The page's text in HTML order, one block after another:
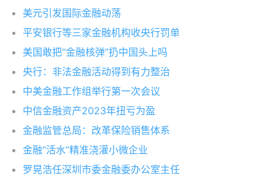
美元引发国际金融动荡
平安银行等三家金融机构收央行罚单
美国敢把“金融核弹”扔中国头上吗
央行：非法金融活动得到有力整治
中美金融工作组举行第一次会议
中信金融资产2023年扭亏为盈
金融监管总局：改革保险销售体系
金融“活水”精准浇灌小微企业
罗晃浩任深圳市委金融委办公室主任